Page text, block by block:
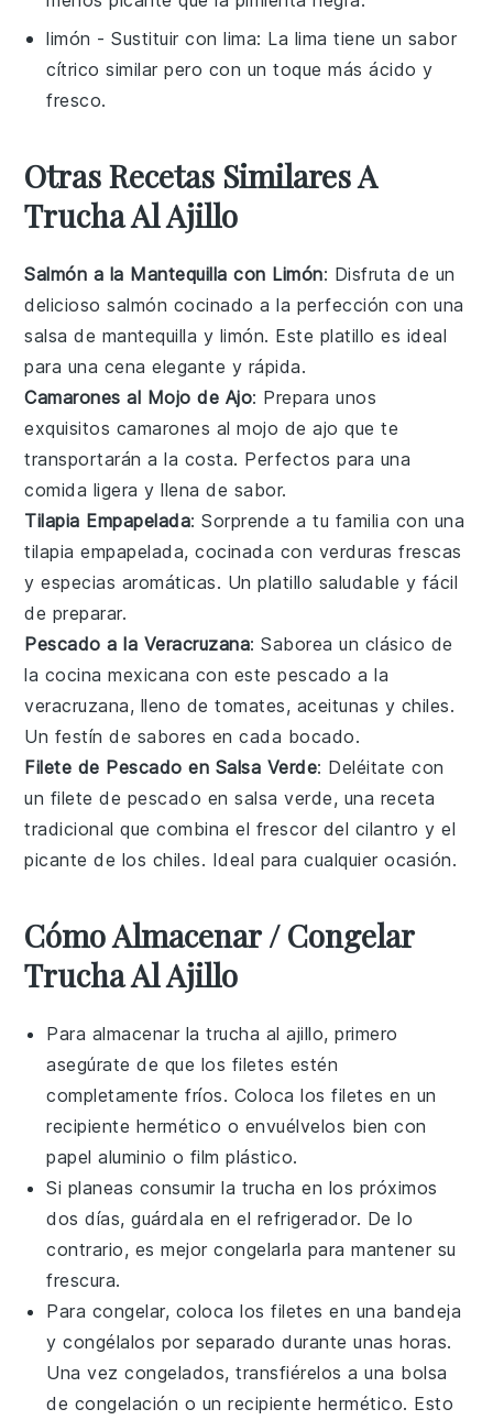
limón - Sustituir conlima: La lima tiene un sabor
cítrico similar pero con un toque más ácido y
fresco.
Otras Recetas Similares A
Trucha Al Ajillo
Salmón a la Mantequilla con Limón: Disfruta de un
deliciososalmón cocinado a la perfección con una
salsa de mantequilla y limón. Este platillo es ideal
para una cena elegante y rápida.
Camarones al Mojo de Ajo: Prepara unos
exquisitos camarones al mojo deajo que te
transportarán a la costa. Perfectos para una
comida ligera y llena de sabor.
Tilapia Empapelada: Sorprende a tu familia con una
tilapia empapelada, cocinada con verduras frescas
yespecias aromáticas. Un platillo saludable y fácil
de preparar.
Pescado a la Veracruzana: Saborea un clásico de
la cocina mexicana con estepescado a la
veracruzana, lleno detomates, aceitunas y chiles.
Un festín de sabores en cada bocado.
Filete de Pescado en Salsa Verde: Deléitate con
un filete de pescado en salsa verde, una receta
tradicional que combina el frescor del cilantro y el
picante de los chiles. Ideal para cualquier ocasión.
Cómo Almacenar / Congelar
Trucha Al Ajillo
Para almacenar latrucha al ajillo, primero
asegúrate de que los filetes estén
completamente fríos. Coloca los filetes en un
recipiente hermético o envuélvelos bien con
papel aluminio o film plástico.
Si planeas consumir la trucha en los próximos
dos días, guárdala en el refrigerador. De lo
contrario, es mejor congelarla para mantener su
frescura.
Para congelar, coloca los filetes en una bandeja
y congélalos por separado durante unas horas.
Una vez congelados, transfiérelos a una bolsa
de congelación o un recipiente hermético. Esto